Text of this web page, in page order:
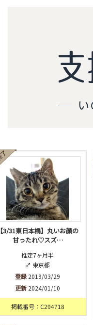
【3/31東日本橋】丸いお顔の
甘ったれ♡スズ…
推定7ヶ月半
♂ 東京都
登録 2019/03/29
更新 2024/01/10
掲載番号：C294718